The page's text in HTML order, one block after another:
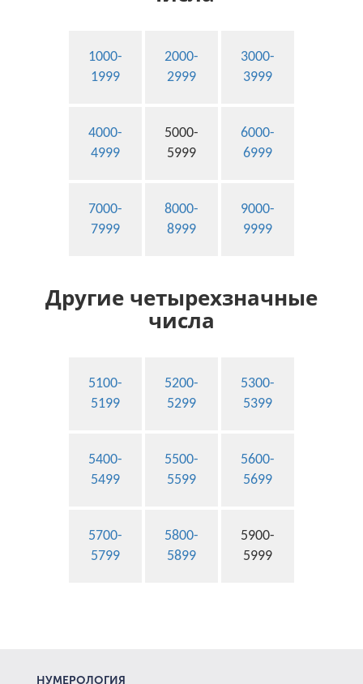
1000-
1999
2000-
2999
3000-
3999
4000-
4999
5000-
5999
6000-
6999
7000-
7999
8000-
8999
9000-
9999
Другие четырехзначные
числа
5100-
5199
5200-
5299
5300-
5399
5400-
5499
5500-
5599
5600-
5699
5700-
5799
5800-
5899
5900-
5999
НУМЕРОЛОГИЯ